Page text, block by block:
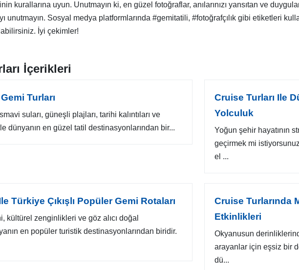
kurallarına uyun. Unutmayın ki, en güzel fotoğraflar, anılarınızı yansıtan ve
unutmayın. Sosyal medya platformlarında #gemitatili, #fotoğrafçılık gibi etiketleri
İyi çekimler!
İçerikleri
Turları
suları, güneşli plajları, tarihi kalıntıları ve
dünyanın en güzel tatil destinasyonlarından bir...
Cruise Turları Ile
Yolculuk
Yoğun şehir hayatının
geçirmek mi
el ...
Türkiye Çıkışlı Popüler Gemi Rotaları
kültürel zenginlikleri ve göz alıcı doğal
en popüler turistik destinasyonlarından biridir.
Cruise Turlarında
Etkinlikleri
Okyanusun
arayanlar için eşsiz bir
dü...